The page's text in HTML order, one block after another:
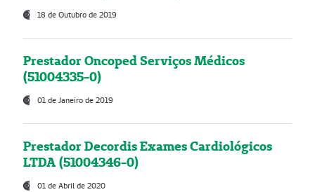
18 de Outubro de 2019
Prestador Oncoped Serviços Médicos
(51004335-0)
01 de Janeiro de 2019
Prestador Decordis Exames Cardiológicos
LTDA (51004346-0)
01 de Abril de 2020